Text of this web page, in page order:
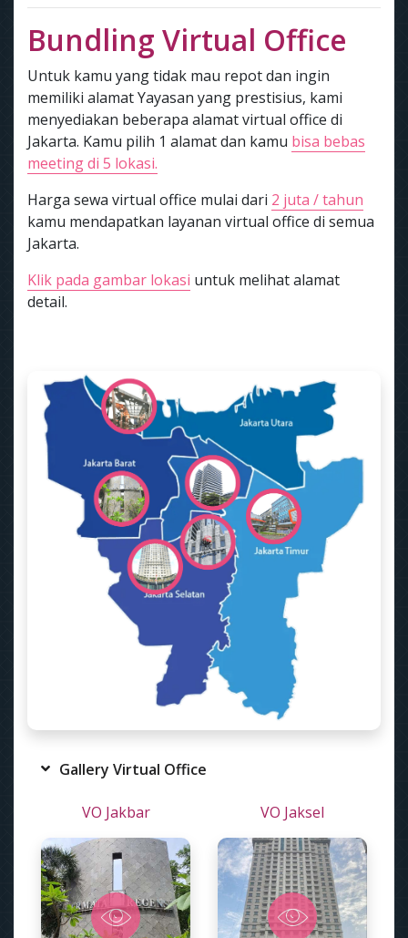
Bundling Virtual Office
Untuk kamu yang tidak mau repot dan ingin
memiliki alamat Yayasan yang prestisius, kami
menyediakan beberapa alamat virtual office di
Jakarta. Kamu pilih 1 alamat dan kamu bisa bebas
meeting di 5 lokasi.
Harga sewa virtual office mulai dari 2 juta / tahun
kamu mendapatkan layanan virtual office di semua
Jakarta.
Klik pada gambar lokasi untuk melihat alamat
detail.
Gallery Virtual Office
VO Jakbar VO Jaksel